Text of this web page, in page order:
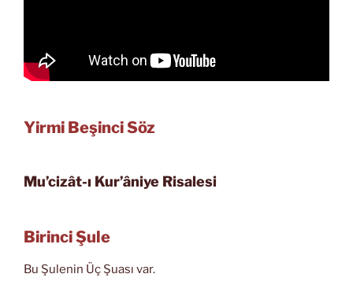
Yirmi Beşinci Söz
Mu’cizât-ı Kur’âniye Risalesi
Birinci Şule
Bu Şulenin Üç Şuası var.